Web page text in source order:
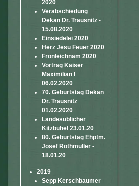
2020
Verabschiedung
Dekan Dr. Trausnitz -
15.08.2020
Einsiedelei 2020
Herz Jesu Feuer 2020
Fronleichnam 2020
Vortrag Kaiser
Maximilian I
06.02.2020
70. Geburtstag Dekan
Dr. Trausnitz
01.02.2020
Landesüblicher
Kitzbühel 23.01.20
80. Geburtstag Ehptm.
Josef Rothmüller -
18.01.20
2019
Sepp Kerschbaumer